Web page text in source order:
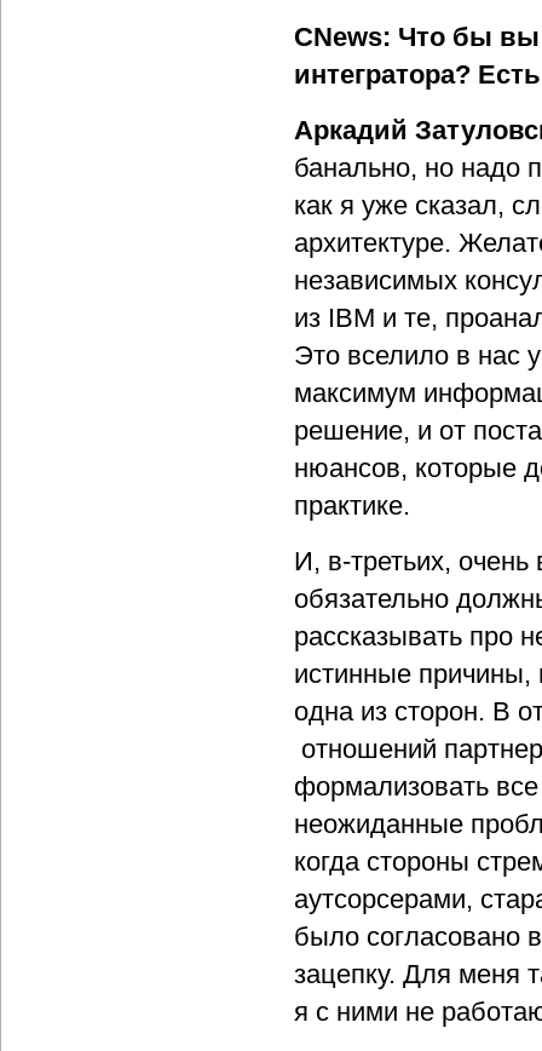
CNews: Что бы
интегратора?
Аркадий
банально, но надо
как я уже сказал,
архитектуре.
независимых
из IBM и те,
Это вселило в нас
максимум
решение, и от
нюансов, которые
практике.
И, в-третьих,
обязательно
рассказывать про
истинные причины,
одна из сторон. В
отношений
формализовать
неожиданные
когда стороны
аутсорсерами,
было согласовано
зацепку. Для меня
я с ними не